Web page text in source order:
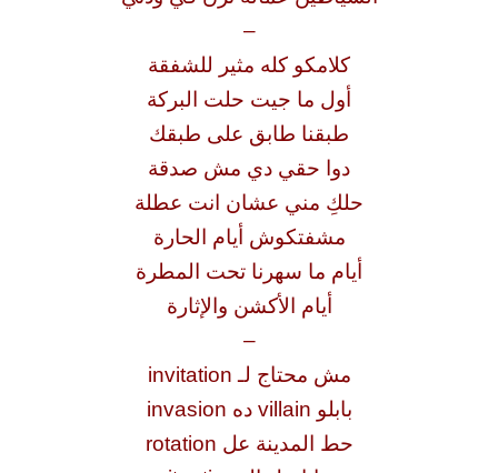
–
كلامكو كله مثير للشفقة
أول ما جيت حلت البركة
طبقنا طابق على طبقك
دوا حقي دي مش صدقة
حلكِ مني عشان انت عطلة
مشفتكوش أيام الحارة
أيام ما سهرنا تحت المطرة
أيام الأكشن والإثارة
–
مش محتاج لـ invitation
بابلو villain ده invasion
حط المدينة عل rotation